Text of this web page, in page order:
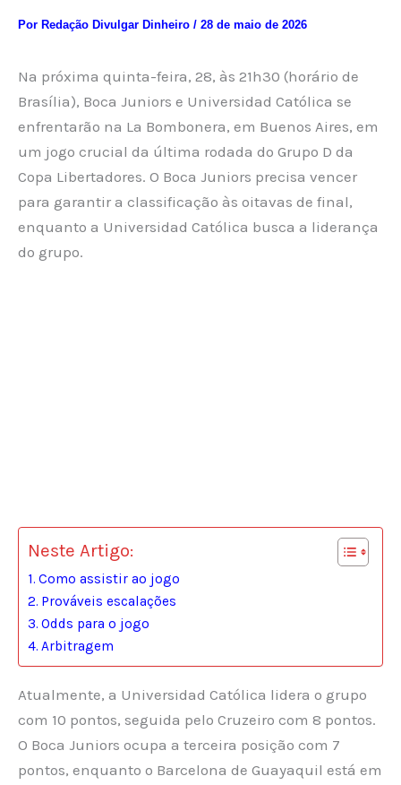
Por Redação Divulgar Dinheiro / 28 de maio de 2026
Na próxima quinta-feira, 28, às 21h30 (horário de
Brasília), Boca Juniors e Universidad Católica se
enfrentarão na La Bombonera, em Buenos Aires, em
um jogo crucial da última rodada do Grupo D da
Copa Libertadores. O Boca Juniors precisa vencer
para garantir a classificação às oitavas de final,
enquanto a Universidad Católica busca a liderança
do grupo.
Neste Artigo:
Como assistir ao jogo
Prováveis escalações
Odds para o jogo
Arbitragem
Atualmente, a Universidad Católica lidera o grupo
com 10 pontos, seguida pelo Cruzeiro com 8 pontos.
O Boca Juniors ocupa a terceira posição com 7
pontos, enquanto o Barcelona de Guayaquil está em